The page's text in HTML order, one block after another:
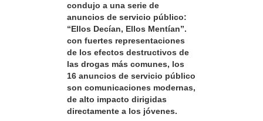
condujo a una serie de
anuncios de servicio público:
“Ellos Decían, Ellos Mentían”.
con fuertes representaciones
de los efectos destructivos de
las drogas más comunes, los
16 anuncios de servicio público
son comunicaciones modernas,
de alto impacto dirigidas
directamente a los jóvenes.